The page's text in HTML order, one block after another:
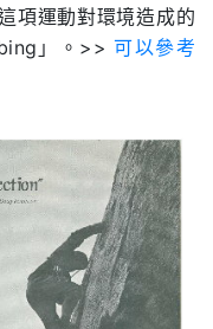
項運動對環境造成的
」。>>可以參考